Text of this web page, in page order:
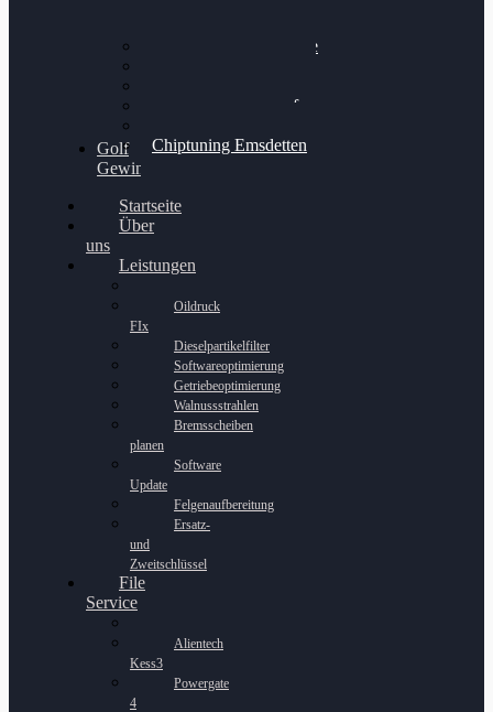
Bilgenroth Performance
Chiptuning Schüttorf
Chiptuning Emsdetten
Golf
Gewinnspiel
Startseite
Über
uns
Leistungen
Oildruck
FIx
Dieselpartikelfilter
Softwareoptimierung
Getriebeoptimierung
Walnussstrahlen
Bremsscheiben
planen
Software
Update
Felgenaufbereitung
Ersatz-
und
Zweitschlüssel
File
Service
Alientech
Kess3
Powergate
4